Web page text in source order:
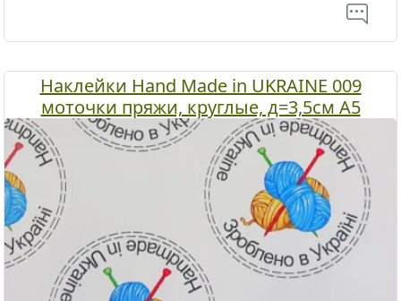
Наклейки Hand Made in UKRAINE 009
моточки пряжи, круглые, д=3,5см А5